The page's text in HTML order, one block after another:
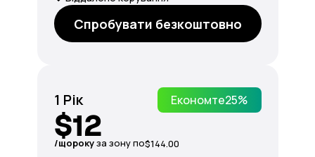
Спробувати безкоштовно
1 Рік Економте25%
$12
/щорокуза зону по$144.00